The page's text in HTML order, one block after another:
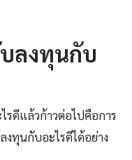
ลงทุนกับ
รดีแล้วก้าวต่อไปคือการ
ทุนกับอะไรดีได้อย่าง